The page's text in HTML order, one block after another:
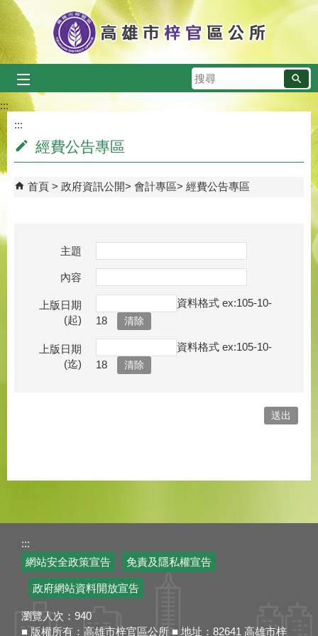
跳到主要內容區塊
搜
尋
:::
:::
經費公告專區
首頁 政府資訊公開 會計專區 經費公告專區
主題
內容
上版日期
(起)
資料格式 ex:105-10-
18
上版日期
(迄)
資料格式 ex:105-10-
18
:::
網站安全政策宣告
免責及隱私權宣告
政府網站資料開放宣告
瀏覽人次： 940
■ 版權所有：高雄市梓官區公所 ■ 地址：82641 高雄市梓